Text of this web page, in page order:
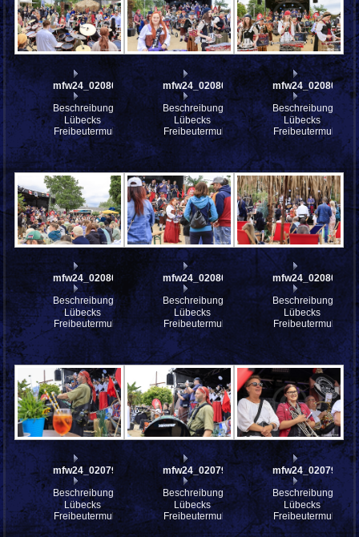
mfw24_0208016
Beschreibung:
Lübecks
Freibeutermukke
mfw24_0208013
Beschreibung:
Lübecks
Freibeutermukke
mfw24_0208012
Beschreibung:
Lübecks
Freibeutermukke
mfw24_0208011
Beschreibung:
Lübecks
Freibeutermukke
mfw24_0208006
Beschreibung:
Lübecks
Freibeutermukke
mfw24_0208003
Beschreibung:
Lübecks
Freibeutermukke
mfw24_0207960
Beschreibung:
Lübecks
Freibeutermukke
mfw24_0207959
Beschreibung:
Lübecks
Freibeutermukke
mfw24_0207958
Beschreibung:
Lübecks
Freibeutermukke